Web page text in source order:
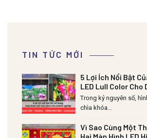
TIN TỨC MỚI
5 Lợi Ích Nổi Bật
LED Lull Color Cho
Trong kỷ nguyên số,
chìa khóa...
Vì Sao Cùng Một